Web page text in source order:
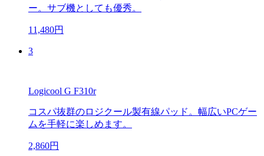
ー。サブ機としても優秀。
11,480円
3
Logicool G F310r
コスパ抜群のロジクール製有線パッド。幅広いPCゲー
ムを手軽に楽しめます。
2,860円